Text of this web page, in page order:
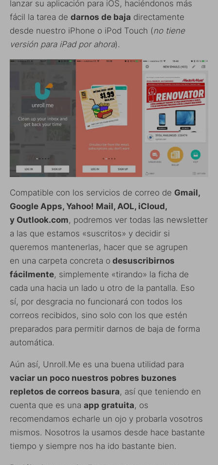
lanzar su aplicación para iOS, haciéndonos más
fácil la tarea de darnos de baja directamente
desde nuestro iPhone o iPod Touch (no tiene
versión para iPad por ahora).
Compatible con los servicios de correo de Gmail,
Google Apps, Yahoo! Mail, AOL, iCloud,
y Outlook.com, podremos ver todas las newsletter
a las que estamos «suscritos» y decidir si
queremos mantenerlas, hacer que se agrupen
en una carpeta concreta o desuscribirnos
fácilmente, simplemente «tirando» la ficha de
cada una hacia un lado u otro de la pantalla. Eso
sí, por desgracia no funcionará con todos los
correos recibidos, sino solo con los que estén
preparados para permitir darnos de baja de forma
automática.
Aún así, Unroll.Me es una buena utilidad para
vaciar un poco nuestros pobres buzones
repletos de correos basura, así que teniendo en
cuenta que es una app gratuita, os
recomendamos echarle un ojo y probarla vosotros
mismos. Nosotros la usamos desde hace bastante
tiempo y siempre nos ha ido bastante bien.